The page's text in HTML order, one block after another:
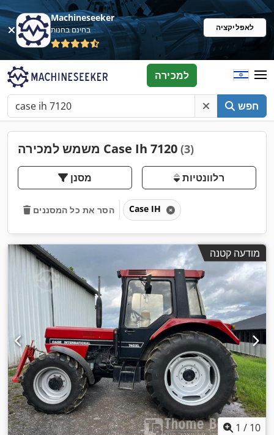
Machineseeker
בחינם בחנות לאפליקציה
חפש
למכירה
משמש למכירה Case Ih 7120 (3)
מסנן רלוונטיות
הסר את כל המסננים Case IH
מודעה קטנה
1 / 10